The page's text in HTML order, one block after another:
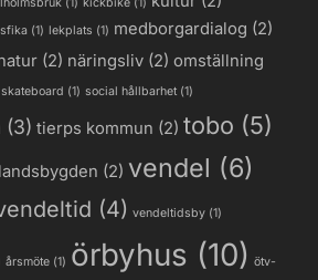
(1) lekplats (1) medborgardialog (2)
(2) näringsliv (2) omställning
skateboard (1) social hållbarhet (1)
(3) tierps kommun (2) tobo (5)
(2) vendel (6)
(4) vendeltidsby (1)
årsmöte (1) örbyhus (10) ötv-